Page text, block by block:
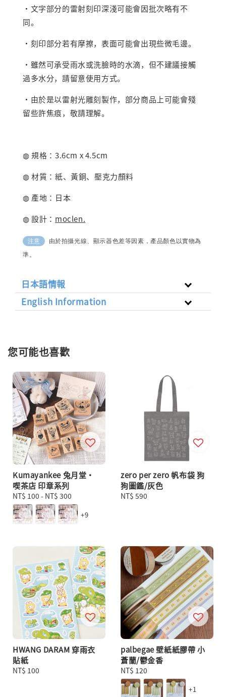
・文字部分的雷射刻印深淺可能會因批次略有不
同。
・刻印部分若有摩擦，表面可能會出現些微毛邊。
・雖然可承受雨水或洗臉時的水滴，但不建議接觸
過多水分，請留意使用方式。
・由於是以雷射光雕刻製作，部分商品上可能會殘
留些許焦痕，敬請理解。
◍ 規格：3.6cm x 4.5cm
◍ 材質：紙、黃銅、壓克力顏料
◍ 產地：日本
◍ 設計： moclen.
注意
由於拍攝光線、顯示器色差等因素，產品顏色以實物為
準。
日本語情報
English Information
您可能也喜歡
Kumayankee 兔月堂・
喫茶店 印章系列
Regular
price
NT$ 100 - NT$ 300
+9
zero per zero 帆布袋 狗
狗圖鑑/灰色
Regular
NT$ 590
HWANG DARAM 穿雨衣
貼紙
Regular
NT$ 100
palbegae 壁紙紙膠帶 小
蒼蘭/鬱金香
Regular
price
NT$ 120
+1